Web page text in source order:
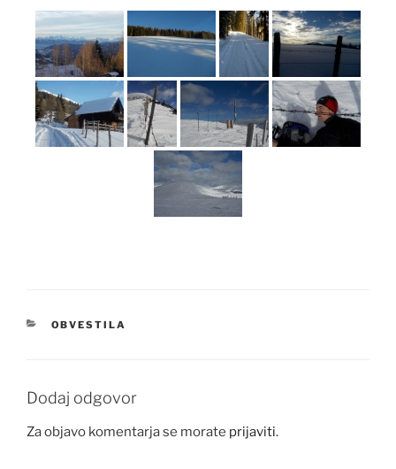
KATEGORIJE
OBVESTILA
Dodaj odgovor
Za objavo komentarja se morate prijaviti.